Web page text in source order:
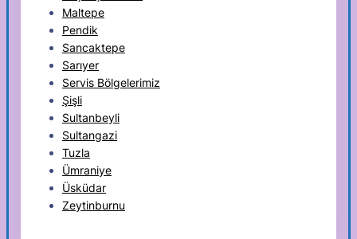
Maltepe
Pendik
Sancaktepe
Sarıyer
Servis Bölgelerimiz
Şişli
Sultanbeyli
Sultangazi
Tuzla
Ümraniye
Üsküdar
Zeytinburnu